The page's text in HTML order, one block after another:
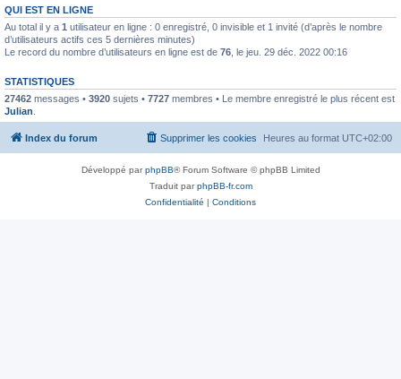
QUI EST EN LIGNE
Au total il y a 1 utilisateur en ligne : 0 enregistré, 0 invisible et 1 invité (d’après le nombre
d’utilisateurs actifs ces 5 dernières minutes)
Le record du nombre d’utilisateurs en ligne est de 76 , le jeu. 29 déc. 2022 00:16
STATISTIQUES
27462 messages • 3920 sujets • 7727 membres • Le membre enregistré le plus récent est
Julian
Index du forum Heures au format UTC+02:00
Supprimer les cookies
Développé parphpBB® Forum Software © phpBB Limited
Traduit parphpBB-fr.com
Confidentialité | Conditions